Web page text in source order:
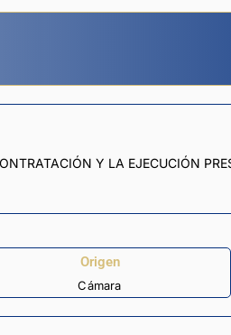
Y LA EJECUCIÓN
Origen
Cámara